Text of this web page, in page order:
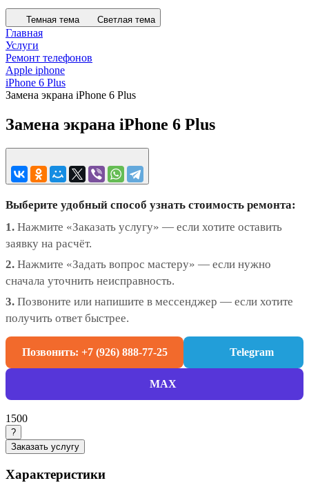
Темная тема Светлая тема
Главная
Услуги
Ремонт телефонов
Apple iphone
iPhone 6 Plus
Замена экрана iPhone 6 Plus
Замена экрана iPhone 6 Plus
Выберите удобный способ узнать стоимость ремонта:
1. Нажмите «Заказать услугу» — если хотите оставить
заявку на расчёт.
2. Нажмите «Задать вопрос мастеру» — если нужно
сначала уточнить неисправность.
3. Позвоните или напишите в мессенджер — если хотите
получить ответ быстрее.
Позвонить: +7 (926) 888-77-25 Telegram
MAX
1500
?
Заказать услугу
Характеристики